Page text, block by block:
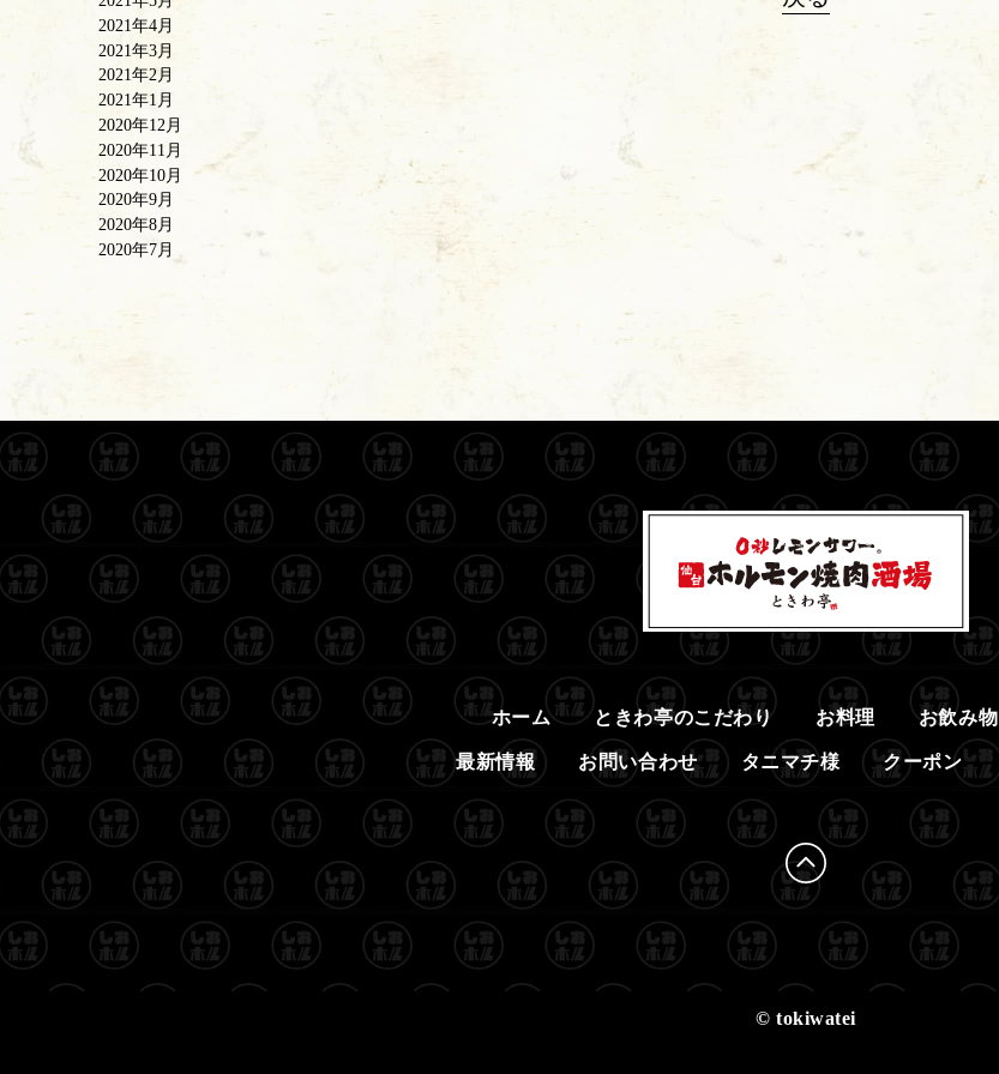
2021年4月
2021年3月
2021年2月
2021年1月
2020年12月
2020年11月
2020年10月
2020年9月
2020年8月
2020年7月
ホーム ときわ亭のこだわり お料理 お飲み物
最新情報 お問い合わせ タニマチ様 クーポン
© tokiwatei